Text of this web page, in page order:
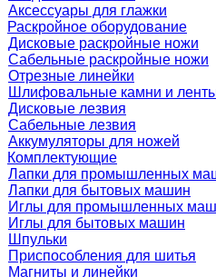
Аксессуары для глажки
Раскройное оборудование
Дисковые раскройные ножи
Сабельные раскройные ножи
Отрезные линейки
Шлифовальные камни и
Дисковые лезвия
Сабельные лезвия
Аккумуляторы для ножей
Комплектующие
Лапки для промышленных
Лапки для бытовых машин
Иглы для промышленных
Иглы для бытовых машин
Шпульки
Приспособления для шитья
Магниты и линейки